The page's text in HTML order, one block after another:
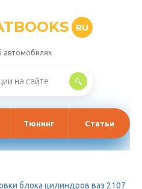
RU
автомобилях
Тюнинг Статьи
блока цилиндров ваз 2107